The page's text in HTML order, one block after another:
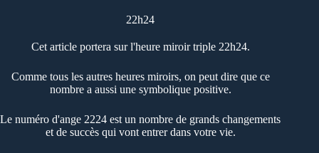
22h24
Cet article portera sur l'heure miroir triple 22h24.
Comme tous les autres heures miroirs, on peut dire que ce
nombre a aussi une symbolique positive.
Le numéro d'ange 2224 est un nombre de grands changements
et de succès qui vont entrer dans votre vie.